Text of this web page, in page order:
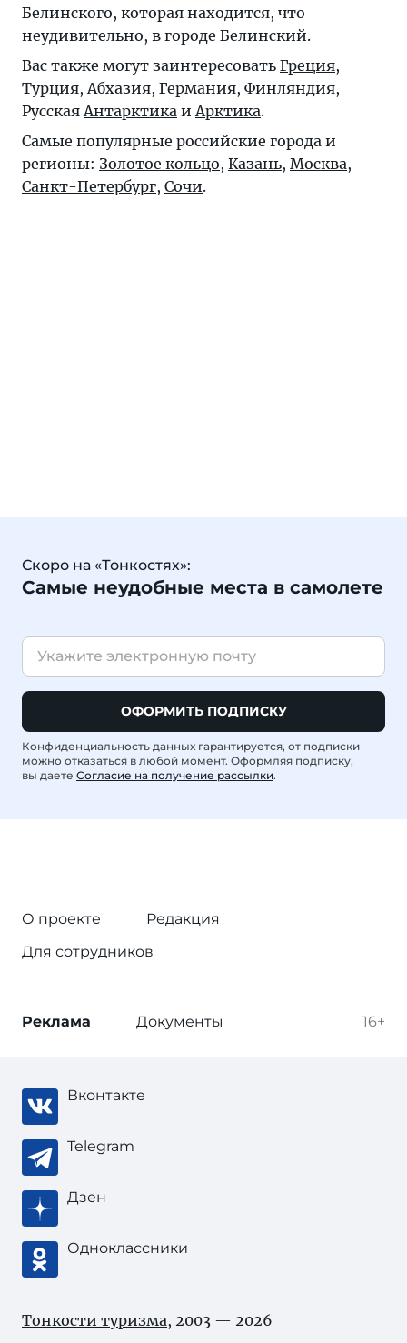
Белинского, которая находится, что
неудивительно, в городе Белинский.
Вас также могут заинтересовать Греция,
Турция, Абхазия, Германия, Финляндия,
Русская Антарктика и Арктика.
Самые популярные российские города и
регионы: Золотое кольцо, Казань, Москва,
Санкт-Петербург, Сочи.
Скоро на «Тонкостях»:
Самые неудобные места в самолете
ОФОРМИТЬ ПОДПИСКУ
Конфиденциальность данных гарантируется, от подписки
можно отказаться в любой момент. Оформляя подписку,
вы даете Согласие на получение рассылки.
О проекте
Редакция
Для сотрудников
16+
Реклама Документы
Вконтакте
Telegram
Дзен
Одноклассники
Тонкости туризма, 2003 — 2026